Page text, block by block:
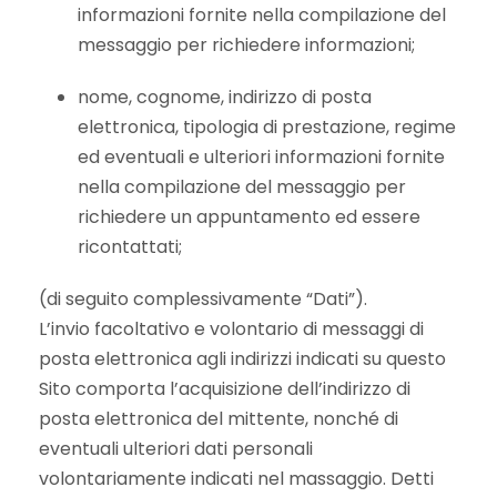
informazioni fornite nella compilazione del
messaggio per richiedere informazioni;
nome, cognome, indirizzo di posta
elettronica, tipologia di prestazione, regime
ed eventuali e ulteriori informazioni fornite
nella compilazione del messaggio per
richiedere un appuntamento ed essere
ricontattati;
(di seguito complessivamente “Dati”).
L’invio facoltativo e volontario di messaggi di
posta elettronica agli indirizzi indicati su questo
Sito comporta l’acquisizione dell’indirizzo di
posta elettronica del mittente, nonché di
eventuali ulteriori dati personali
volontariamente indicati nel massaggio. Detti